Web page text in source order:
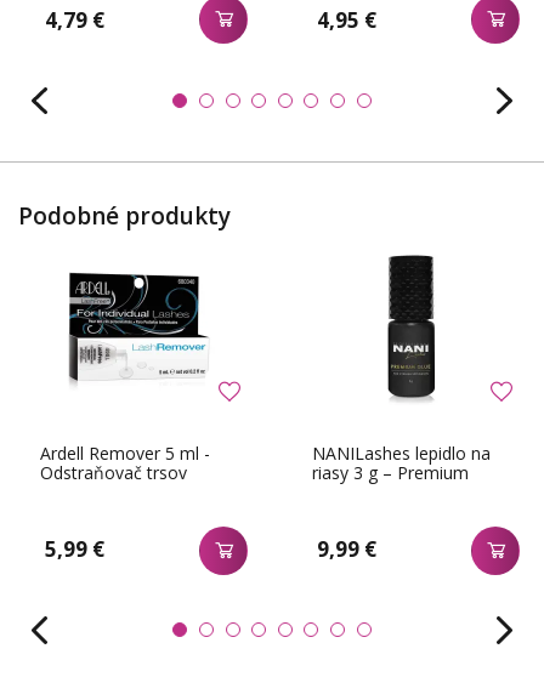
4,79 € 4,95 €
Podobné produkty
Ardell Remover 5 ml -
Odstraňovač trsov
5,99 €
NANILashes lepidlo na
riasy 3 g – Premium
9,99 €